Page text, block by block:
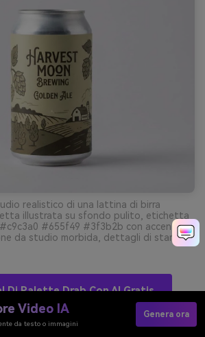
realistico di una lattina di birra
illustrata su sfondo pulito, etichetta
#655f49 #3f3b2b con accento
da studio morbida, dettagli di stampa
Di Palette Drab Con AI Gratis
Video IA
da testo o immagini
Genera ora